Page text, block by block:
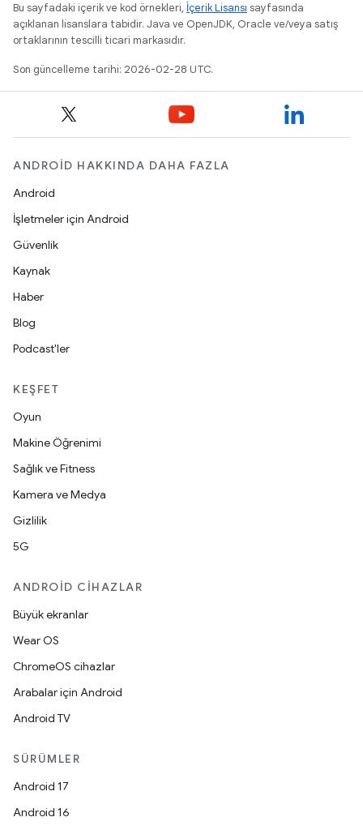
Bu sayfadaki içerik ve kod örnekleri, İçerik Lisansı sayfasında
açıklanan lisanslara tabidir. Java ve OpenJDK, Oracle ve/veya satış
ortaklarının tescilli ticari markasıdır.
Son güncelleme tarihi: 2026-02-28 UTC.
ANDROID HAKKINDA DAHA FAZLA
Android
İşletmeler için Android
Güvenlik
Kaynak
Haber
Blog
Podcast'ler
KEŞFET
Oyun
Makine Öğrenimi
Sağlık ve Fitness
Kamera ve Medya
Gizlilik
5G
ANDROID CIHAZLAR
Büyük ekranlar
Wear OS
ChromeOS cihazlar
Arabalar için Android
Android TV
SÜRÜMLER
Android 17
Android 16